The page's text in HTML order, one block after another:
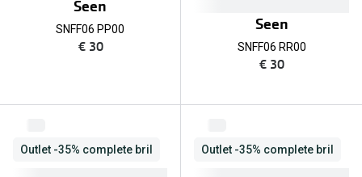
Seen
SNFF06 PP00
€ 30
Seen
SNFF06 RR00
€ 30
Outlet -35% complete bril Outlet -35% complete bril